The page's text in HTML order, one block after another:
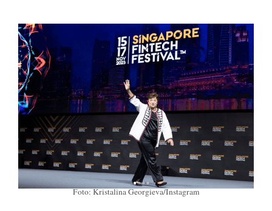
Foto: Kristalina Georgieva/Instagram